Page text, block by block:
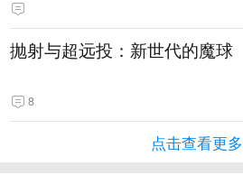
抛射与超远投：新世代的魔球
8
点击查看更多